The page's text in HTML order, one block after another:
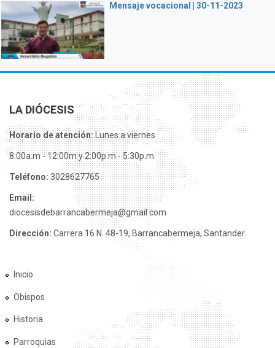
Mensaje vocacional | 30-11-2023
LA DIÓCESIS
Horario de atención:Lunes a viernes
8:00a.m - 12:00m y 2:00p.m - 5:30p.m
Teléfono: 3028627765
Email:
diocesisdebarrancabermeja@gmail.com
Dirección: Carrera 16 N. 48-19, Barrancabermeja, Santander.
Inicio
Obispos
Historia
Parroquias